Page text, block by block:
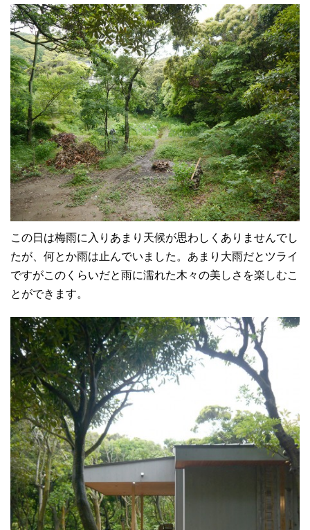
この日は梅雨に入りあまり天候が思わしくありませんでし
たが、何とか雨は止んでいました。あまり大雨だとツライ
ですがこのくらいだと雨に濡れた木々の美しさを楽しむこ
とができます。